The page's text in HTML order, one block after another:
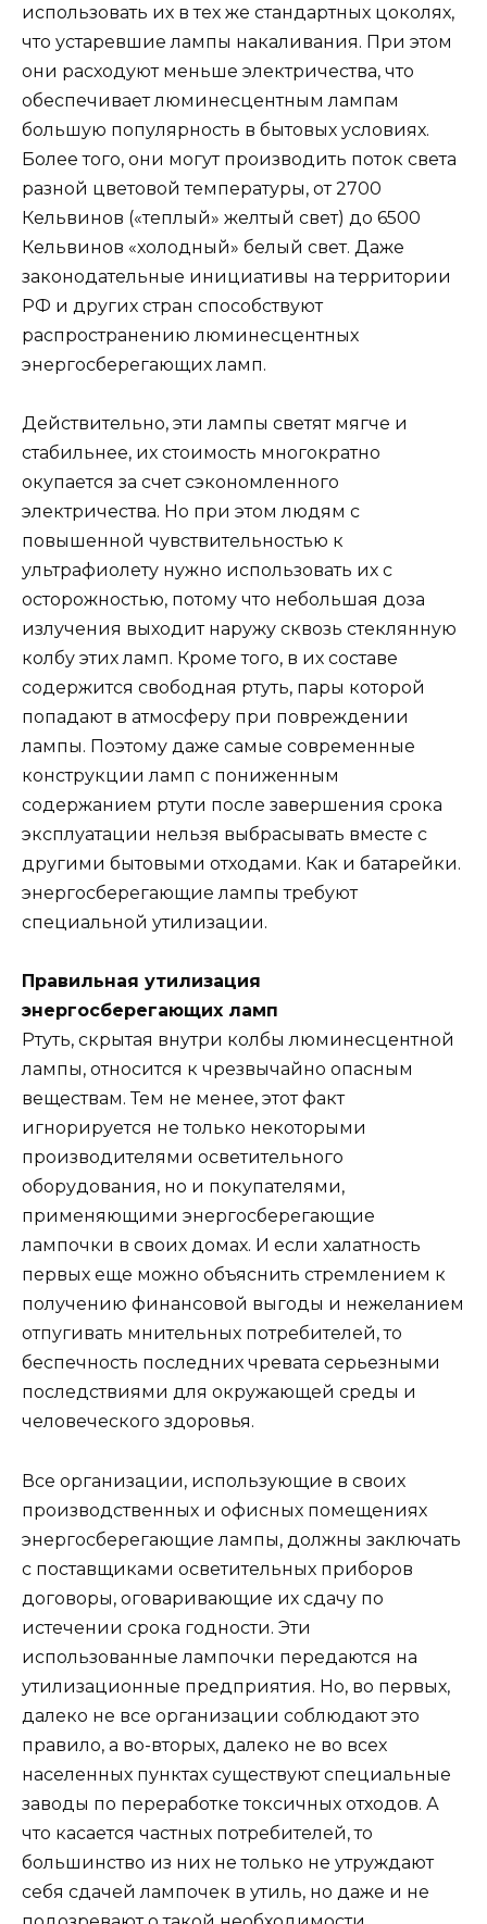
использовать их в тех же стандартных цоколях,
что устаревшие лампы накаливания. При этом
они расходуют меньше электричества, что
обеспечивает люминесцентным лампам
большую популярность в бытовых условиях.
Более того, они могут производить поток света
разной цветовой температуры, от 2700
Кельвинов («теплый» желтый свет) до 6500
Кельвинов «холодный» белый свет. Даже
законодательные инициативы на территории
РФ и других стран способствуют
распространению люминесцентных
энергосберегающих ламп.
Действительно, эти лампы светят мягче и
стабильнее, их стоимость многократно
окупается за счет сэкономленного
электричества. Но при этом людям с
повышенной чувствительностью к
ультрафиолету нужно использовать их с
осторожностью, потому что небольшая доза
излучения выходит наружу сквозь стеклянную
колбу этих ламп. Кроме того, в их составе
содержится свободная ртуть, пары которой
попадают в атмосферу при повреждении
лампы. Поэтому даже самые современные
конструкции ламп с пониженным
содержанием ртути после завершения срока
эксплуатации нельзя выбрасывать вместе с
другими бытовыми отходами. Как и батарейки.
энергосберегающие лампы требуют
специальной утилизации.
Правильная утилизация
энергосберегающих ламп
Ртуть, скрытая внутри колбы люминесцентной
лампы, относится к чрезвычайно опасным
веществам. Тем не менее, этот факт
игнорируется не только некоторыми
производителями осветительного
оборудования, но и покупателями,
применяющими энергосберегающие
лампочки в своих домах. И если халатность
первых еще можно объяснить стремлением к
получению финансовой выгоды и нежеланием
отпугивать мнительных потребителей, то
беспечность последних чревата серьезными
последствиями для окружающей среды и
человеческого здоровья.
Все организации, использующие в своих
производственных и офисных помещениях
энергосберегающие лампы, должны заключать
с поставщиками осветительных приборов
договоры, оговаривающие их сдачу по
истечении срока годности. Эти
использованные лампочки передаются на
утилизационные предприятия. Но, во первых,
далеко не все организации соблюдают это
правило, а во-вторых, далеко не во всех
населенных пунктах существуют специальные
заводы по переработке токсичных отходов. А
что касается частных потребителей, то
большинство из них не только не утруждают
себя сдачей лампочек в утиль, но даже и не